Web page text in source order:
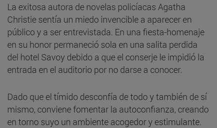
La exitosa autora de novelas policíacas Agatha
Christie sentía un miedo invencible a aparecer en
público y a ser entrevistada. En una fiesta-homenaje
en su honor permaneció sola en una salita perdida
del hotel Savoy debido a que el conserje le impidió la
entrada en el auditorio por no darse a conocer.
Dado que el tímido desconfía de todo y también de sí
mismo, conviene fomentar la autoconfianza, creando
en torno suyo un ambiente acogedor y estimulante.